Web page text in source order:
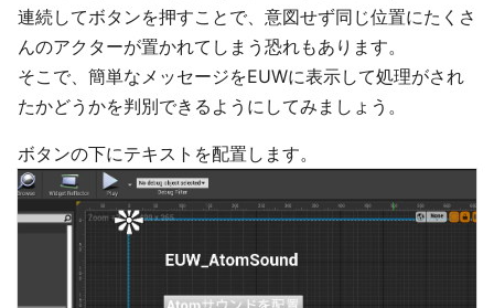
連続してボタンを押すことで、意図せず同じ位置にたくさ
んのアクターが置かれてしまう恐れもあります。
そこで、簡単なメッセージをEUWに表示して処理がされ
たかどうかを判別できるようにしてみましょう。
ボタンの下にテキストを配置します。